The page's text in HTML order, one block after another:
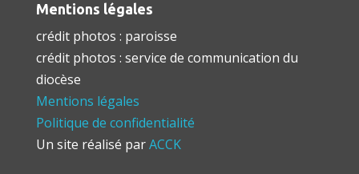
Mentions légales
crédit photos : paroisse
crédit photos : service de communication du
diocèse
Mentions légales
Politique de confidentialité
Un site réalisé parACCK